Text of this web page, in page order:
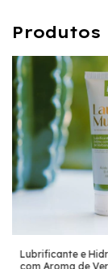
Lubrificante e
com Aroma de